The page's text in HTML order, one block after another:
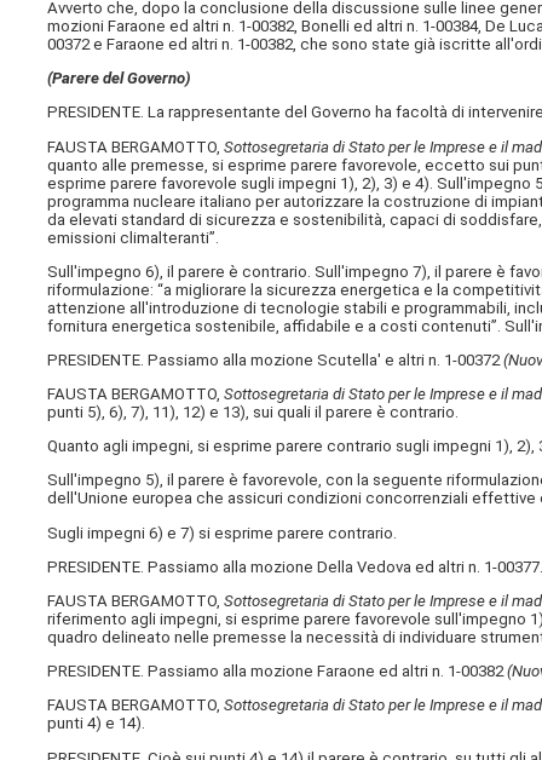
Avverto che, dopo la conclusione della discussione sulle linee
mozioni Faraone ed altri n. 1-00382, Bonelli ed altri n. 1-00384, De
00372 e Faraone ed altri n. 1-00382, che sono state già iscritte
(Parere del Governo)
PRESIDENTE. La rappresentante del Governo ha facoltà di
FAUSTA BERGAMOTTO, Sottosegretaria di Stato per le Imprese e il
quanto alle premesse, si esprime parere favorevole, eccetto sui
esprime parere favorevole sugli impegni 1), 2), 3) e 4).
programma nucleare italiano per autorizzare la costruzione di
da elevati standard di sicurezza e sostenibilità, capaci di
emissioni climalteranti”.
Sull'impegno 6), il parere è contrario. Sull'impegno 7), il parere è
riformulazione: “a migliorare la sicurezza energetica e la
attenzione all'introduzione di tecnologie stabili e programmabili,
fornitura energetica sostenibile, affidabile e a costi contenuti”.
PRESIDENTE. Passiamo alla mozione Scutella' e altri n. 1-00372
FAUSTA BERGAMOTTO, Sottosegretaria di Stato per le Imprese e il
punti 5), 6), 7), 11), 12) e 13), sui quali il parere è contrario.
Quanto agli impegni, si esprime parere contrario sugli impegni 1), 2),
Sull'impegno 5), il parere è favorevole, con la seguente
dell'Unione europea che assicuri condizioni concorrenziali effettive
Sugli impegni 6) e 7) si esprime parere contrario.
PRESIDENTE. Passiamo alla mozione Della Vedova ed altri n. 1-
FAUSTA BERGAMOTTO, Sottosegretaria di Stato per le Imprese e il
riferimento agli impegni, si esprime parere favorevole sull'impegno
quadro delineato nelle premesse la necessità di individuare
PRESIDENTE. Passiamo alla mozione Faraone ed altri n. 1-00382
FAUSTA BERGAMOTTO, Sottosegretaria di Stato per le Imprese e il
punti 4) e 14).